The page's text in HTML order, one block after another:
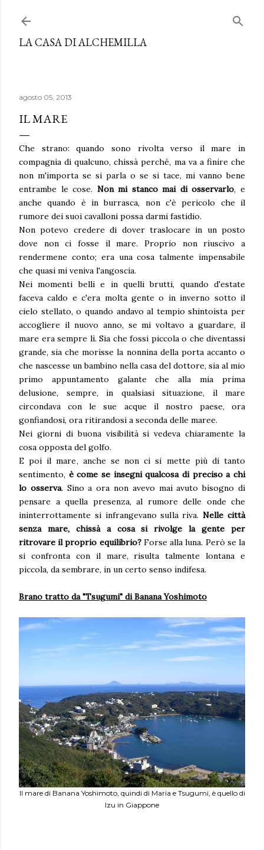
LA CASA DI ALCHEMILLA
agosto 05, 2013
IL MARE
Che strano: quando sono rivolta verso il mare in
compagnia di qualcuno, chissà perché, ma va a finire che
non m'importa se si parla o se si tace, mi vanno bene
entrambe le cose. Non mi stanco mai di osservarlo, e
anche quando è in burrasca, non c'è pericolo che il
rumore dei suoi cavalloni possa darmi fastidio.
Non potevo credere di dover traslocare in un posto
dove non ci fosse il mare. Proprio non riuscivo a
rendermene conto; era una cosa talmente impensabile
che quasi mi veniva l'angoscia.
Nei momenti belli e in quelli brutti, quando d'estate
faceva caldo e c'era molta gente o in inverno sotto il
cielo stellato, o quando andavo al tempio shintoista per
accogliere il nuovo anno, se mi voltavo a guardare, il
mare era sempre lì. Sia che fossi piccola o che diventassi
grande, sia che morisse la nonnina della porta accanto o
che nascesse un bambino nella casa del dottore, sia al mio
primo appuntamento galante che alla mia prima
delusione, sempre, in qualsiasi situazione, il mare
circondava con le sue acque il nostro paese, ora
gonfiandosi, ora ritirandosi a seconda delle maree.
Nei giorni di buona visibilità si vedeva chiaramente la
cosa opposta del golfo.
E poi il mare, anche se non ci si mette più di tanto
sentimento, è come se insegni qualcosa di preciso a chi
lo osserva. Sino a ora non avevo mai avuto bisogno di
pensare a quella presenza, al rumore delle onde che
ininterrottamente si infrangevano sulla riva.Nelle città
senza mare, chissà a cosa si rivolge la gente per
ritrovare il proprio equilibrio?Forse alla luna. Però se la
si confronta con il mare, risulta talmente lontana e
piccola, da sembrare, in un certo senso indifesa.
Brano tratto da "Tsugumi" di Banana Yoshimoto
Il mare di Banana Yoshimoto, quindi di Maria e Tsugumi, è quello di
Izu in Giappone